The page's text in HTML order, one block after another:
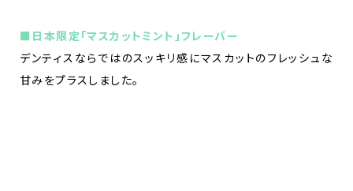
■日本限定「マスカットミント」フレーバー
デンティスならではのスッキリ感にマスカットのフレッシュな
甘みをプラスしました。